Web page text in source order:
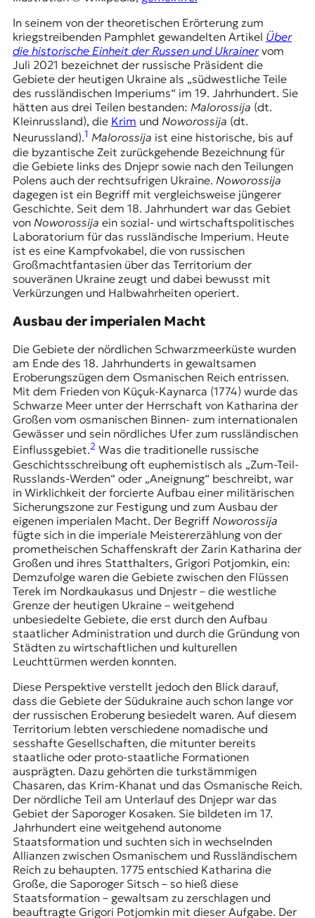
e
n
z
z
u
O
s
t
e
u
r
o
p
a
.
In seinem von der theoretischen Erörterung zum
kriegstreibenden Pamphlet gewandelten Artikel Über
die historische Einheit der Russen und Ukrainervom
Juli 2021 bezeichnet der russische Präsident die
Gebiete der heutigen Ukraine als „südwestliche Teile
des russländischen Imperiums“ im 19. Jahrhundert. Sie
hätten aus drei Teilen bestanden: Malorossija (dt.
Kleinrussland), die Krim und Noworossija (dt.
Neurussland).1 Malorossija ist eine historische, bis auf
die byzantische Zeit zurückgehende Bezeichnung für
die Gebiete links des Dnjepr sowie nach den Teilungen
Polens auch der rechtsufrigen Ukraine. Noworossija
dagegen ist ein Begriff mit vergleichsweise jüngerer
Geschichte. Seit dem 18. Jahrhundert war das Gebiet
von Noworossija ein sozial- und wirtschaftspolitisches
Laboratorium für das russländische Imperium. Heute
ist es eine Kampfvokabel, die von russischen
Großmachtfantasien über das Territorium der
souveränen Ukraine zeugt und dabei bewusst mit
Verkürzungen und Halbwahrheiten operiert.
Ausbau der imperialen Macht
Die Gebiete der nördlichen Schwarzmeerküste wurden
am Ende des 18. Jahrhunderts in gewaltsamen
Eroberungszügen dem Osmanischen Reich entrissen.
Mit dem Frieden von Küçuk-Kaynarca (1774) wurde das
Schwarze Meer unter der Herrschaft von Katharina der
Großenvom osmanischen Binnen- zum internationalen
Gewässer und sein nördliches Ufer zum russländischen
Einflussgebiet.2 Was die traditionelle russische
Geschichtsschreibung oft euphemistisch als „Zum-Teil-
Russlands-Werden“ oder „Aneignung“ beschreibt, war
in Wirklichkeit der forcierte Aufbau einer militärischen
Sicherungszone zur Festigung und zum Ausbau der
eigenen imperialen Macht. Der Begriff Noworossija
fügte sich in die imperiale Meistererzählung von der
prometheischen Schaffenskraft der Zarin Katharina der
Großen und ihres Statthalters, Grigori Potjomkin, ein:
Demzufolge waren die Gebiete zwischen den Flüssen
Terek im Nordkaukasus und Dnjestr – die westliche
Grenze der heutigen Ukraine – weitgehend
unbesiedelte Gebiete, die erst durch den Aufbau
staatlicher Administration und durch die Gründung von
Städten zu wirtschaftlichen und kulturellen
Leuchttürmen werden konnten.
Diese Perspektive verstellt jedoch den Blick darauf,
dass die Gebiete der Südukraine auch schon lange vor
der russischen Eroberung besiedelt waren. Auf diesem
Territorium lebten verschiedene nomadische und
sesshafte Gesellschaften, die mitunter bereits
staatliche oder proto-staatliche Formationen
ausprägten. Dazu gehörten die turkstämmigen
Chasaren, das Krim-Khanat und das Osmanische Reich.
Der nördliche Teil am Unterlauf des Dnjepr war das
Gebiet der Saporoger Kosaken. Sie bildeten im 17.
Jahrhundert eine weitgehend autonome
Staatsformation und suchten sich in wechselnden
Allianzen zwischen Osmanischem und Russländischem
Reich zu behaupten. 1775 entschied Katharina die
Große, die Saporoger Sitsch – so hieß diese
Staatsformation – gewaltsam zu zerschlagen und
beauftragte Grigori Potjomkin mit dieser Aufgabe. Der